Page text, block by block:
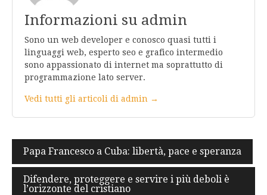
Informazioni su admin
Sono un web developer e conosco quasi tutti i
linguaggi web, esperto seo e grafico intermedio
sono appassionato di internet ma soprattutto di
programmazione lato server.
Vedi tutti gli articoli di admin →
Navigazione
articoli
Papa Francesco a Cuba: libertà, pace e speranza
Difendere, proteggere e servire i più deboli è
l’orizzonte del cristiano